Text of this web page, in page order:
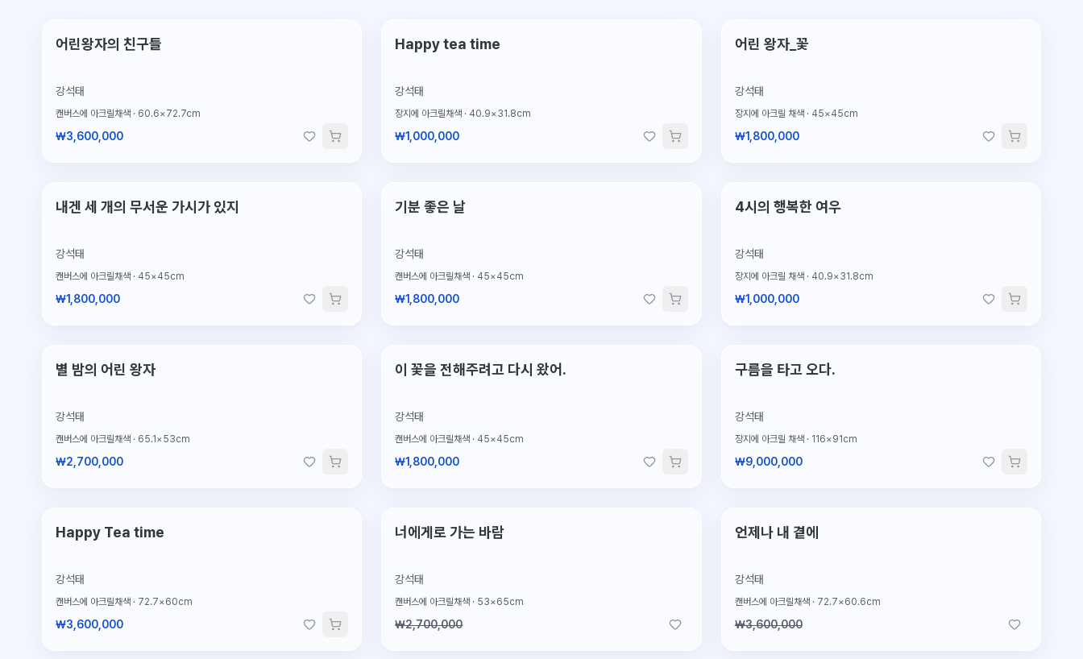
어린왕자의 친구들
강석태
캔버스에 아크릴채색 · 60.6×72.7cm
₩3,600,000
Happy tea time
강석태
장지에 아크릴채색 · 40.9×31.8cm
₩1,000,000
단 1점뿐인 원작
어린 왕자_꽃
강석태
장지에 아크릴 채색· 45×45cm
₩1,800,000
단 1점뿐인 원작
내겐 세 개의 무서운 가시가 있지
강석태
캔버스에 아크릴채색 · 45×45cm
₩1,800,000
단 1점뿐인 원작
기분 좋은 날
강석태
캔버스에 아크릴채색 · 45×45cm
₩1,800,000
단 1점뿐인 원작
4시의 행복한 여우
강석태
장지에 아크릴 채색· 40.9×31.8cm
₩1,000,000
단 1점뿐인 원작
별 밤의 어린 왕자
강석태
캔버스에 아크릴채색 · 65.1×53cm
₩2,700,000
단 1점뿐인 원작
이 꽃을 전해주려고 다시 왔어.
강석태
캔버스에 아크릴채색 · 45×45cm
₩1,800,000
단 1점뿐인 원작
구름을 타고 오다.
강석태
장지에 아크릴 채색· 116×91cm
₩9,000,000
단 1점뿐인 원작
Happy Tea time
강석태
캔버스에 아크릴채색 · 72.7×60cm
₩3,600,000
2026.2.4 판매
너에게로 가는 바람
강석태
캔버스에 아크릴채색 · 53×65cm
₩2,700,000
2026.2.4 판매
언제나 내 곁에
강석태
캔버스에 아크릴채색· 72.7×60.6cm
₩3,600,000